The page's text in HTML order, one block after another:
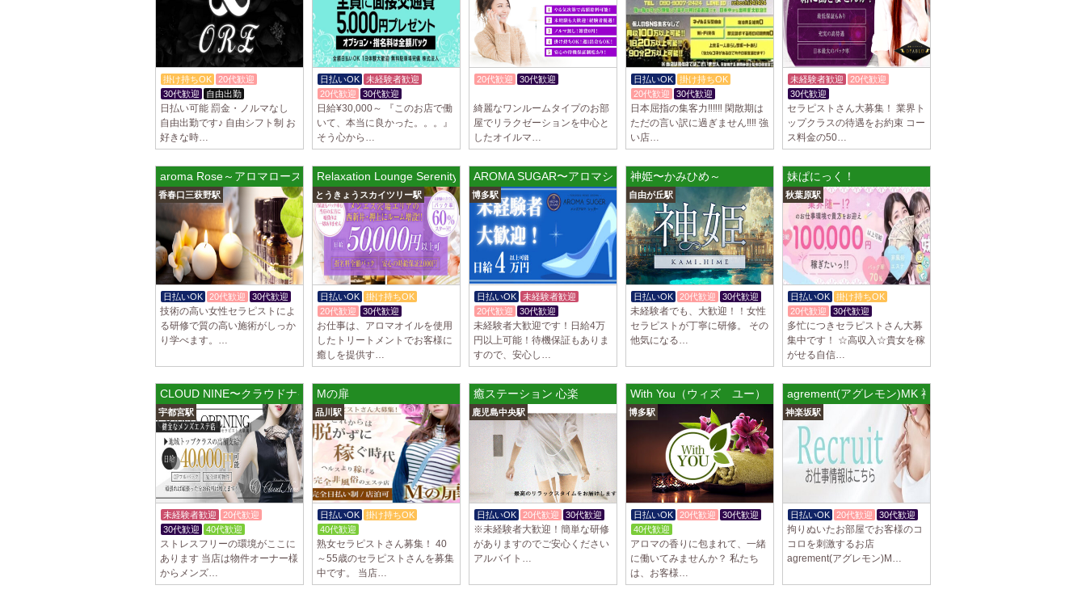
出店が続くため、一緒に働いてくれるセラピストを大募集しま
す！ 女性…
2025/03/29[自由が丘駅]
LIVSPA (リブスパ) 自由が丘ルーム
当店の募集は嘘偽り等なく、記載通りにしっかりお給料をお支払
いさせていただきます。 とても働きやすいお店作りを心がけてお
ります…
2025/03/29[川崎駅]
LIVSPA (リブスパ) 川崎ルーム
当店の募集は嘘偽り等なく、記載通りにしっかりお給料をお支払
いさせていただきます。 とても働きやすいお店作りを心がけてお
ります…
2025/03/29[蒲田駅]
LIVSPA (リブスパ) 蒲田ルーム
当店の募集は嘘偽り等なく、記載通りにしっかりお給料をお支払
いさせていただきます。 とても働きやすいお店作りを心がけてお
ります…
2025/03/28[恵比寿駅]
る講習時のセクハラを撲滅するために女店長または在籍セラピス
トが講…
2025/03/28[渋谷駅]
大人の隠れ家 渋谷ルーム
初めまして、大人の隠れ家の女店長です。 当店では業界の闇であ
る講習時のセクハラを撲滅するために女店長または在籍セラピス
トが講…
2025/03/28
aroma Angel
セラピストさんを大募集しております 完全歩合で50%〜60%以
上！！ 掛け持ちOK、完全個室待機など嬉しい高待遇が盛りだく
掛け持ちOK
20代歓迎
30代歓迎
自由出勤
日払い可能 罰金・ノルマなし
自由出勤です♪ 自由シフト制 お
好きな時…
日払いOK
未経験者歓迎
20代歓迎
30代歓迎
日給¥30,000～ 『このお店で働
いて、本当に良かった。。。』
そう心から…
20代歓迎
30代歓迎
綺麗なワンルームタイプのお部
屋でリラクゼーションを中心と
したオイルマ…
日払いOK
掛け持ちOK
20代歓迎
30代歓迎
日本屈指の集客力‼️‼️‼️ 閑散期は
ただの言い訳に過ぎません‼️‼️ 強
い店…
未経験者歓迎
20代歓迎
30代歓迎
セラピストさん大募集！ 業界ト
ップクラスの待遇をお約束 コー
ス料金の50…
aroma Rose～アロマローズ～
香春口三萩野駅
日払いOK 20代歓迎 30代歓迎
技術の高い女性セラピストによ
る研修で質の高い施術がしっか
り学べます。…
Relaxation Lounge Serenity (セレニティ) 押上ルーム
とうきょうスカイツリー駅
日払いOK
掛け持ちOK
20代歓迎
30代歓迎
お仕事は、アロマオイルを使用
したトリートメントでお客様に
癒しを提供す…
AROMA SUGAR〜アロマシュガー〜
博多駅
日払いOK
未経験者歓迎
20代歓迎
30代歓迎
未経験者大歓迎です！日給4万
円以上可能！待機保証もありま
すので、安心し…
神姫〜かみひめ～
自由が丘駅
日払いOK 20代歓迎 30代歓迎
未経験者でも、大歓迎！！女性
セラピストが丁寧に研修。 その
他気になる…
妹ぱにっく！
秋葉原駅
日払いOK
掛け持ちOK
20代歓迎
30代歓迎
多忙につきセラピストさん大募
集中です！ ☆高収入☆貴女を稼
がせる自信…
CLOUD NINE〜クラウドナイン 御幸本町ROOM
宇都宮駅
未経験者歓迎
20代歓迎
30代歓迎
40代歓迎
ストレスフリーの環境がここに
あります 当店は物件オーナー様
からメンズ…
Mの扉
品川駅
日払いOK
掛け持ちOK
40代歓迎
熟女セラピストさん募集！ 40
～55歳のセラピストさんを募集
中です。 当店…
癒ステーション 心楽
鹿児島中央駅
日払いOK 20代歓迎 30代歓迎
※未経験者大歓迎！簡単な研修
がありますのでご安心ください
アルバイト…
With You（ウィズ ユー）
博多駅
日払いOK 20代歓迎
30代歓迎
40代歓迎
アロマの香りに包まれて、一緒
に働いてみませんか？ 私たち
は、お客様…
agrement(アグレモン)MK 神楽坂ルーム
神楽坂駅
日払いOK 20代歓迎 30代歓迎
拘りぬいたお部屋でお客様のコ
コロを刺激するお店
agrement(アグレモン)M…